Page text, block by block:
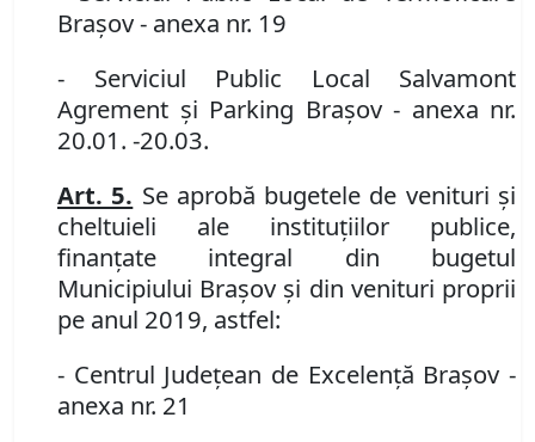
Braşov- anexa nr. 19
- Serviciul Public Local Salvamont
Agrement şi Parking Braşov - anexa nr.
20.01. -20.03.
Art. 5. Se aprobă bugetele de venituri şi
cheltuieli ale instituţiilor publice,
finanţate integral din bugetul
Municipiului Braşov şi din venituri proprii
pe anul 2019, astfel:
- Centrul Judeţean de Excelenţă Braşov -
anexa nr. 21